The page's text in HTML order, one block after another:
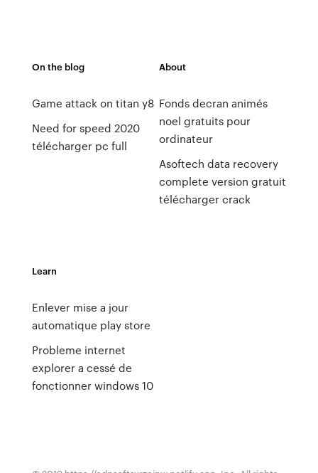
On the blog
Game attack on titan y8
Need for speed 2020
télécharger pc full
About
Fonds decran animés
noel gratuits pour
ordinateur
Asoftech data recovery
complete version gratuit
télécharger crack
Learn
Enlever mise a jour
automatique play store
Probleme internet
explorer a cessé de
fonctionner windows 10